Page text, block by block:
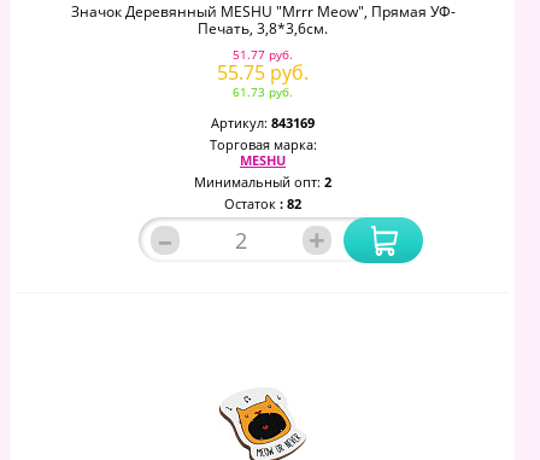
Значок Деревянный MESHU "Mrrr Meow", Прямая УФ-
Печать, 3,8*3,6см.
51.77 руб.
55.75 руб.
61.73 руб.
Артикул: 843169
Торговая марка:
MESHU
Минимальный опт: 2
Остаток : 82
– +